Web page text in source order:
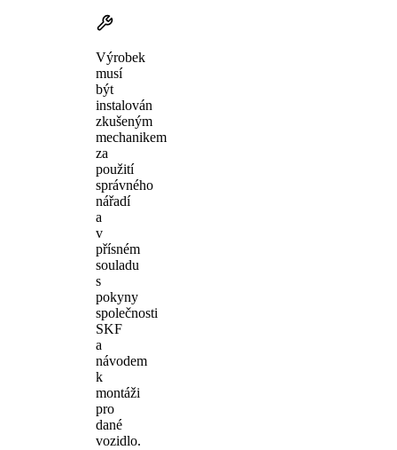
Výrobek
musí
být
instalován
zkušeným
mechanikem
za
použití
správného
nářadí
a
v
přísném
souladu
s
pokyny
společnosti
SKF
a
návodem
k
montáži
pro
dané
vozidlo.